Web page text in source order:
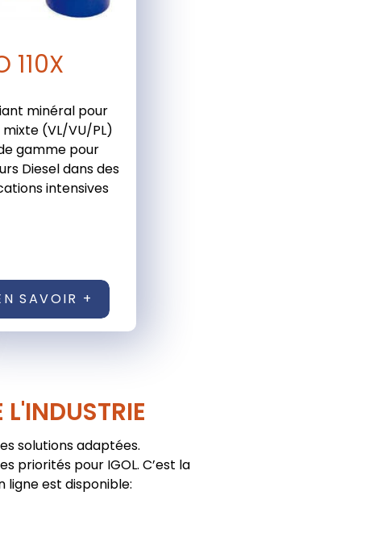
110X
minéral pour
(VL/VU/PL)
gamme pour
Diesel dans des
intensives
SAVOIR +
solutions adaptées.
priorités pour IGOL. C’est la
ligne est disponible: